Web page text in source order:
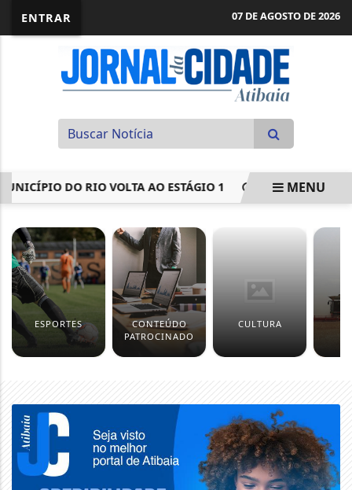
ENTRAR 07 DE AGOSTO DE 2026
DO RIO VOLTA AO ESTÁGIO 1 MEGA-SENAMENU
ESPORTES
CONTEÚDO
PATROCINADO
CULTURA